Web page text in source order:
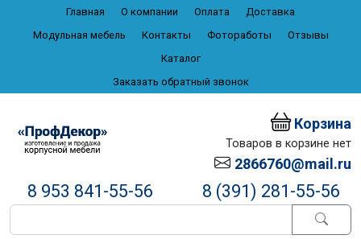
Главная О компании Оплата
Доставка
Модульная мебель
Контакты Фотоработы
Отзывы
Каталог
Заказать обратный звонок
8 953 841-55-56 8 (391) 281-55-56
Корзина
Товаров в корзине нет
2866760@mail.ru